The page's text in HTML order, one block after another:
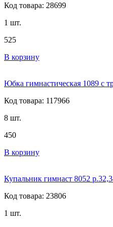
Код товара: 28699
1 шт.
525
В корзину
Юбка гимнастическая 1089 с
Код товара: 117966
8 шт.
450
В корзину
Купальник гимнаст 8052
Код товара: 23806
1 шт.